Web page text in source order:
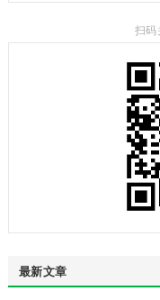
扫码
最新文章